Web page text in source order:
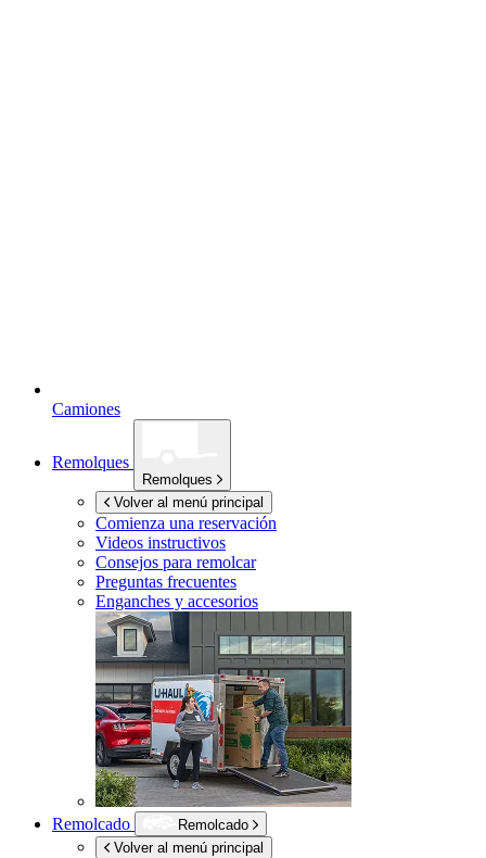
Camiones
Remolques
Remolques
Volver al menú principal
Comienza una reservación
Videos instructivos
Consejos para remolcar
Preguntas frecuentes
Enganches y accesorios
Remolcado
Remolcado
Volver al menú principal